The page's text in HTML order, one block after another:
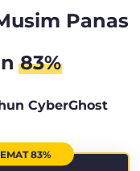
Panas
83%
CyberGhost
83%